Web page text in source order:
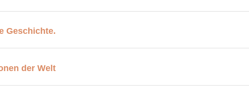
Geschichte.
der Welt